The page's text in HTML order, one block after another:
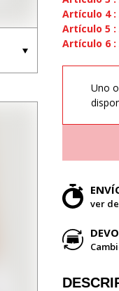
Artículo 4:
Artículo 5 :
Artículo 6:
Uno
ver